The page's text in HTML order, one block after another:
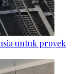
untuk proyek